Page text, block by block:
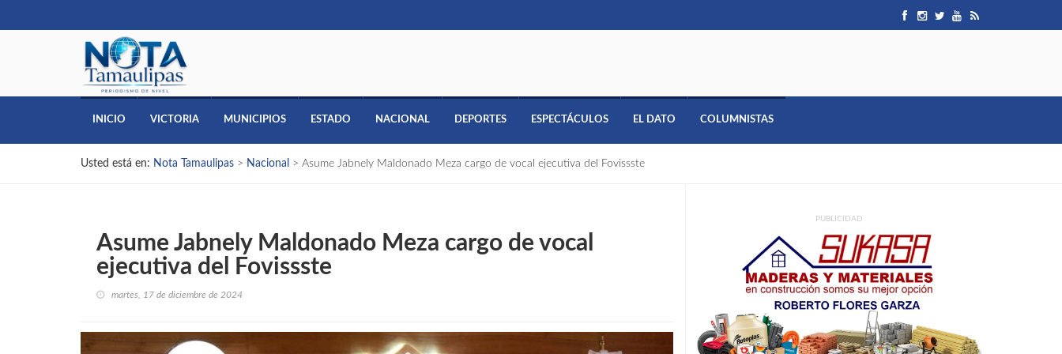
INICIO VICTORIA MUNICIPIOS ESTADO NACIONAL DEPORTES ESPECTÁCULOS EL DATO COLUMNISTAS
Usted está en: Nota Tamaulipas > Nacional > Asume Jabnely Maldonado Meza cargo de vocal ejecutiva del Fovissste
Asume Jabnely Maldonado Meza cargo de vocal
ejecutiva del Fovissste
martes, 17 de diciembre de 2024
PUBLICIDAD